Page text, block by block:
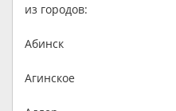
из городов:
Абинск
Агинское